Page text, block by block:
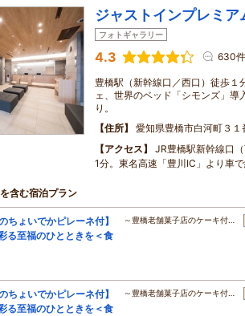
ジャストインプレミ
フォトギャラリー
4.3 630件
豊橋駅（新幹線口／西口）徒歩１
ェ、世界のベッド「シモンズ」導
り。
住所
愛知県豊橋市白河町３１
アクセス
JR豊橋駅新幹線口
1分。東名高速「豊川IC」より車
含む宿泊プラン
ちょいでかピレーネ付】
る至福のひとときを＜食
～豊橋老舗菓子店のケーキ付…
ちょいでかピレーネ付】
る至福のひとときを＜食
～豊橋老舗菓子店のケーキ付…